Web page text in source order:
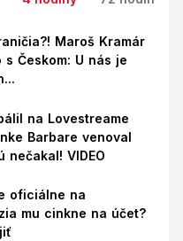
Maroš Kramár
Českom: U nás je
na Lovestreame
Barbare venoval
nečakal! VIDEO
oficiálne na
mu cinkne na účet?